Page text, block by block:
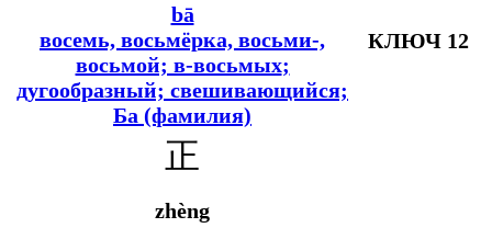
bā
восемь, восьмёрка, восьми-,
восьмой; в-восьмых;
дугообразный; свешивающийся;
Ба (фамилия)
КЛЮЧ 12
正
zhèng